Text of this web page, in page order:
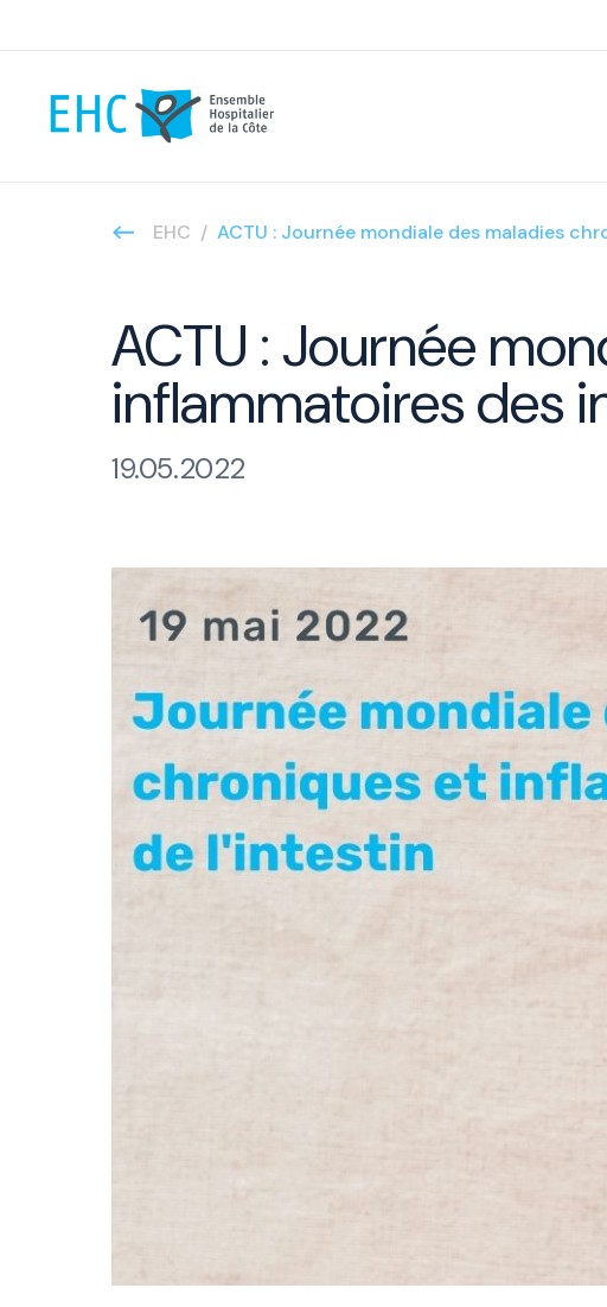
EHC ACTU : Journée mondiale des maladies
ACTU : Journée
inflammatoires des
19.05.2022